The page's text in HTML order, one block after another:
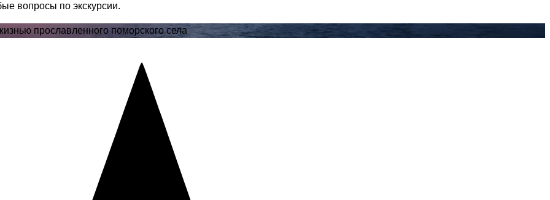
вопросы по экскурсии.
прославленного поморского села